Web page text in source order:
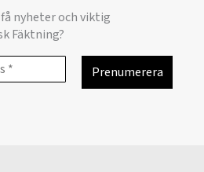
nyheter och viktig
Fäktning?